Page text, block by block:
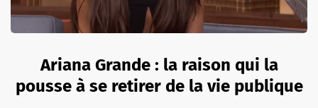
Ariana Grande : la raison qui la
pousse à se retirer de la vie publique